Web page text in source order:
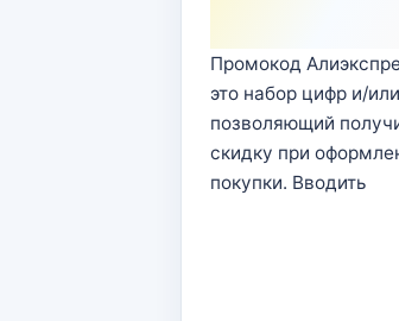
Промокод
это набор цифр и/
позволяющий
скидку при
покупки. Вводить